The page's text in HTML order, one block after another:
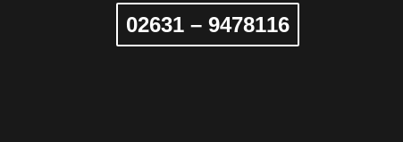
02631 – 9478116